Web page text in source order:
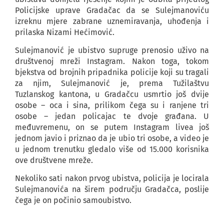
Policijske uprave Gradačac da se Sulejmanoviću
izreknu mjere zabrane uznemiravanja, uhođenja i
prilaska Nizami Hećimović.
Sulejmanović je ubistvo supruge prenosio uživo na
društvenoj mreži Instagram. Nakon toga, tokom
bjekstva od brojnih pripadnika policije koji su tragali
za njim, Sulejmanović je, prema Tužilaštvu
Tuzlanskog kantona, u Gradačcu usmrtio još dvije
osobe – oca i sina, prilikom čega su i ranjene tri
osobe – jedan policajac te dvoje građana. U
međuvremenu, on se putem Instagram livea još
jednom javio i priznao da je ubio tri osobe, a video je
u jednom trenutku gledalo više od 15.000 korisnika
ove društvene mreže.
Nekoliko sati nakon prvog ubistva, policija je locirala
Sulejmanovića na širem području Gradačca, poslije
čega je on počinio samoubistvo.